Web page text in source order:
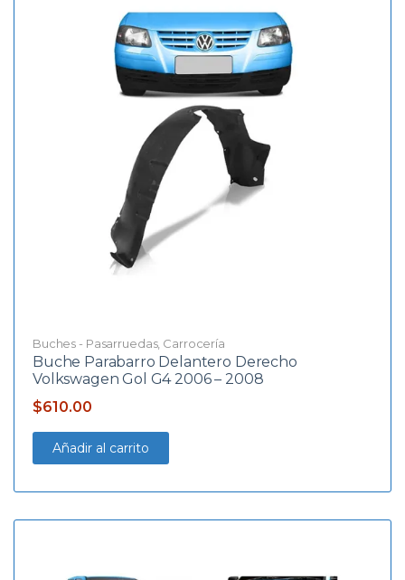
Buches - Pasarruedas, Carrocería
Buche Parabarro Delantero Derecho
Volkswagen Gol G4 2006 – 2008
$610.00
Añadir al carrito